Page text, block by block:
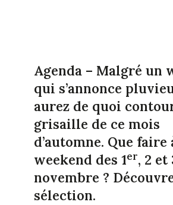
Agenda – Malgré un
qui s’annonce
aurez de quoi
grisaille de ce mois
d’automne. Que faire
weekend des 1er, 2 et
novembre ?
sélection.